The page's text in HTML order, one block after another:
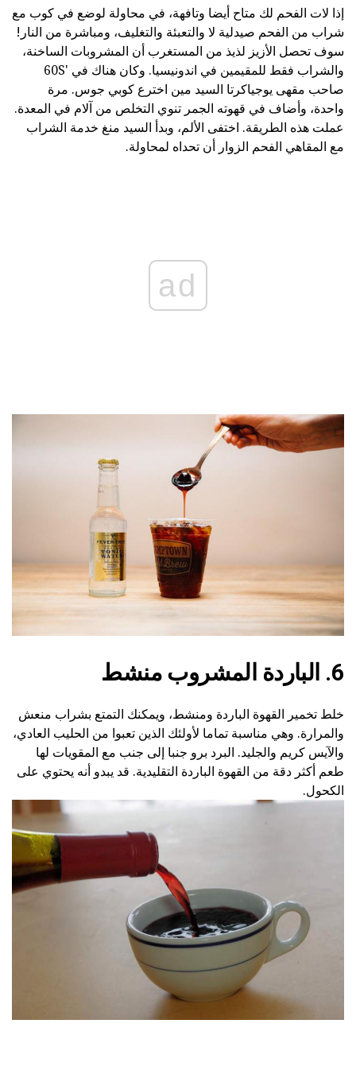
إذا لات الفحم لك متاح أيضا وتافهة، في محاولة لوضع في كوب مع
شراب من الفحم صيدلية لا والتعبئة والتغليف، ومباشرة من النار!
سوف تحصل الأزيز لذيذ من المستغرب أن المشروبات الساخنة،
والشراب فقط للمقيمين في اندونيسيا. وكان هناك في '60S
صاحب مقهى يوجياكرتا السيد مين اخترع كوبي جوس. مرة
واحدة، وأضاف في قهوته الجمر تنوي التخلص من آلام في المعدة.
عملت هذه الطريقة. اختفى الألم، وبدأ السيد منغ خدمة الشراب
مع المقاهي الفحم الزوار أن تحداه لمحاولة.
ad
6. الباردة المشروب منشط
خلط تخمير القهوة الباردة ومنشط، ويمكنك التمتع بشراب منعش
والمرارة. وهي مناسبة تماما لأولئك الذين تعبوا من الحليب العادي،
والآيس كريم والجليد. البرد برو جنبا إلى جنب مع المقويات لها
طعم أكثر دقة من القهوة الباردة التقليدية. قد يبدو أنه يحتوي على
الكحول.